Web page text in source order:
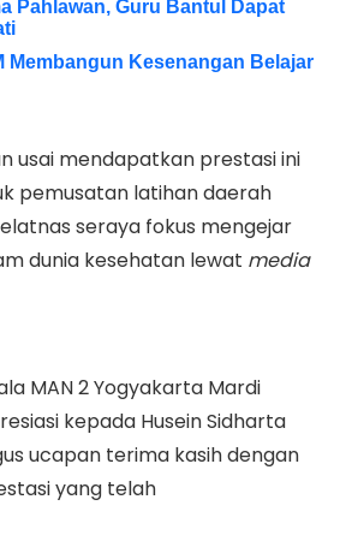
Pahlawan, Guru Bantul Dapat
Membangun Kesenangan Belajar
usai mendapatkan prestasi ini
pemusatan latihan daerah
seraya fokus mengejar
dunia kesehatan lewat media
MAN 2 Yogyakarta Mardi
kepada Husein Sidharta
ucapan terima kasih dengan
yang telah